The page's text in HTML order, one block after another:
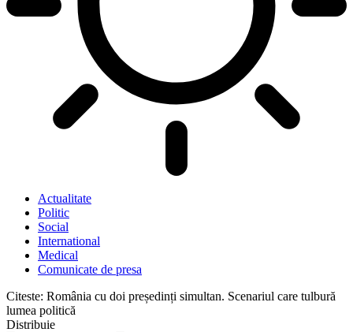
Actualitate
Politic
Social
International
Medical
Comunicate de presa
Citeste: România cu doi președinți simultan. Scenariul care tulbură
lumea politică
Distribuie